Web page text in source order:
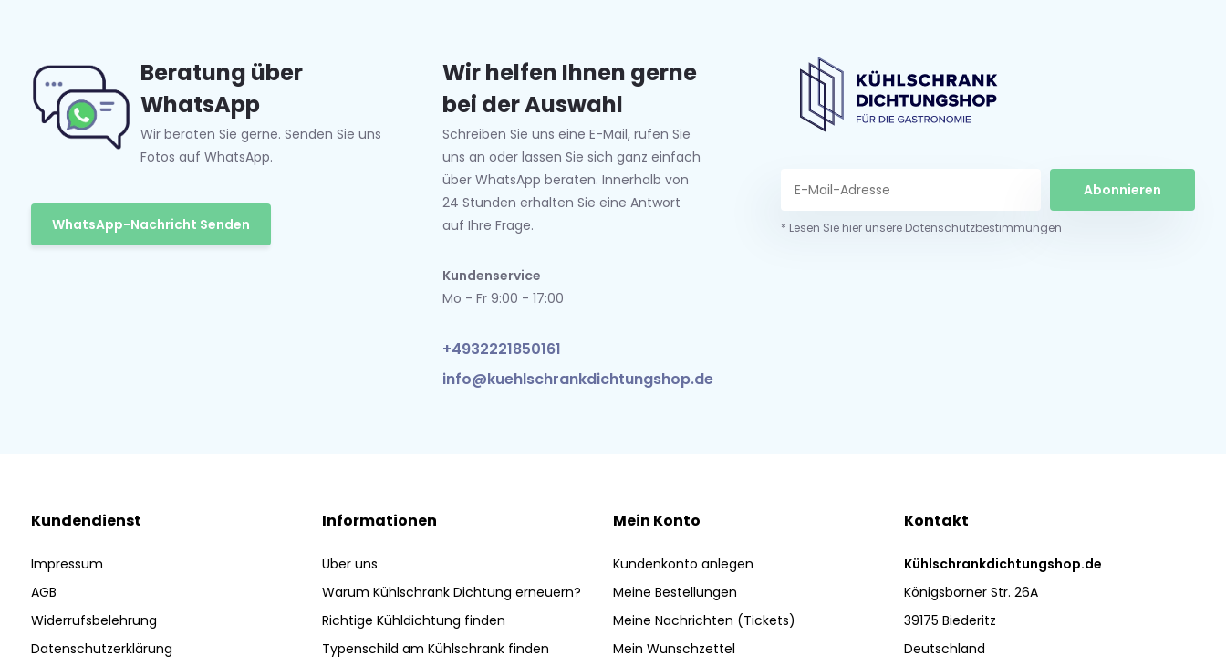
Beratung über
WhatsApp
Wir beraten Sie gerne. Senden Sie uns
Fotos auf WhatsApp.
WhatsApp-Nachricht Senden
Wir helfen Ihnen gerne
bei der Auswahl
Schreiben Sie uns eine E-Mail, rufen Sie
uns an oder lassen Sie sich ganz einfach
über WhatsApp beraten. Innerhalb von
24 Stunden erhalten Sie eine Antwort
auf Ihre Frage.
Kundenservice
Mo - Fr 9:00 - 17:00
+4932221850161
info@kuehlschrankdichtungshop.de
Abonnieren
* Lesen Sie hier unsere Datenschutzbestimmungen
Kundendienst
Impressum
AGB
Widerrufsbelehrung
Datenschutzerklärung
Informationen
Über uns
Warum Kühlschrank Dichtung erneuern?
Richtige Kühldichtung finden
Typenschild am Kühlschrank finden
Mein Konto
Kundenkonto anlegen
Meine Bestellungen
Meine Nachrichten (Tickets)
Mein Wunschzettel
Kontakt
Kühlschrankdichtungshop.de
Königsborner Str. 26A
39175 Biederitz
Deutschland